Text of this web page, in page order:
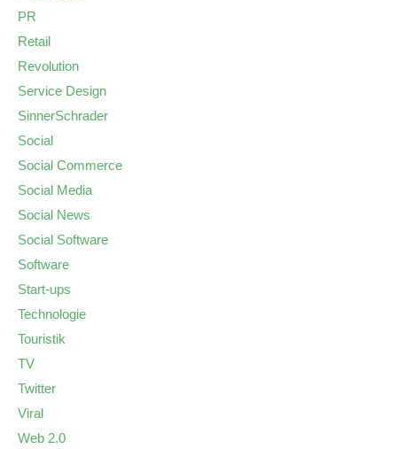
PR
Retail
Revolution
Service Design
SinnerSchrader
Social
Social Commerce
Social Media
Social News
Social Software
Software
Start-ups
Technologie
Touristik
TV
Twitter
Viral
Web 2.0